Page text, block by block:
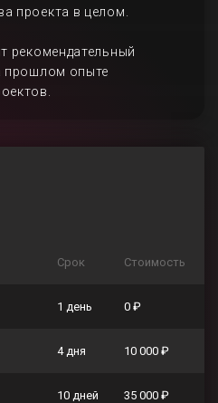
проекта в целом.
рекомендательный
прошлом опыте
Срок Стоимость
1 день 0 ₽
4 дня 10 000 ₽
10 дней 35 000 ₽